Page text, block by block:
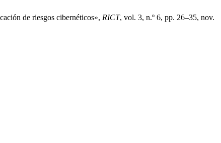
de riesgos cibernéticos», RICT, vol. 3, n.º 6, pp. 26–35, nov.